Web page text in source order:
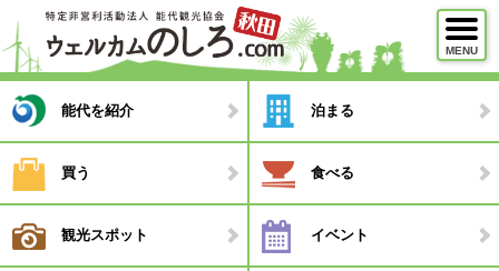
MENU
メニュー
泊まる
買う
能代を紹介 泊まる
買う 食べる
観光スポット イベント